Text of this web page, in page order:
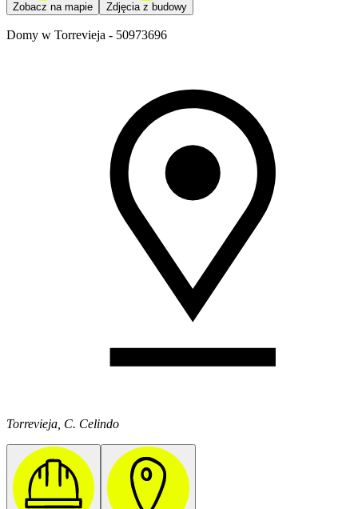
Zobacz na mapie Zdjęcia z budowy
Domy w Torrevieja - 50973696
Torrevieja, C. Celindo